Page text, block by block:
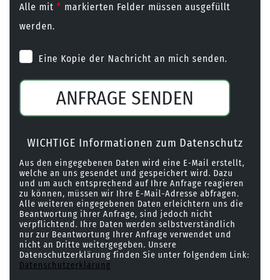
Alle mit * markierten Felder müssen ausgefüllt
werden.
Eine Kopie der Nachricht an mich senden.
ANFRAGE SENDEN
WICHTIGE Informationen zum Datenschutz
Aus den eingegebenen Daten wird eine E-Mail erstellt,
welche an uns gesendet und gespeichert wird. Dazu
und um auch entsprechend auf Ihre Anfrage reagieren
zu können, müssen wir Ihre E-Mail-Adresse abfragen.
Alle weiteren eingegebenen Daten erleichtern uns die
Beantwortung ihrer Anfrage, sind jedoch nicht
verpflichtend. Ihre Daten werden selbstverständlich
nur zur Beantwortung Ihrer Anfrage verwendet und
nicht an Dritte weitergegeben. Unsere
Datenschutzerklärung finden Sie unter folgendem Link:
Datenschutzerklärung